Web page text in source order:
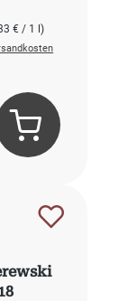
€ / 1 l)